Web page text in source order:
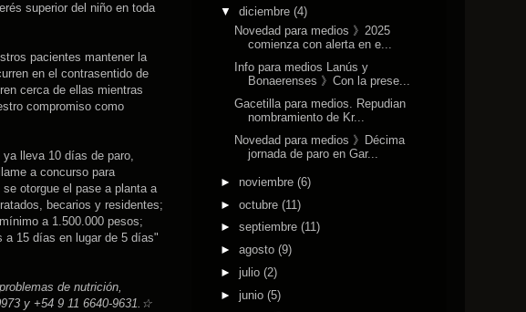
superior del niño en toda
pacientes mantener la
en el contrasentido de
cerca de ellas mientras
compromiso como
ya lleva 10 días de paro,
a concurso para
otorgue el pase a planta a
becarios y residentes;
a 1.500.000 pesos;
a 15 días en lugar de 5 días"
de nutrición,
y +54 9 11 6640-9631.☆
▼ diciembre (4)
Novedad para medios 》2025
comienza con alerta en e...
Info para medios Lanús y
Bonaerenses 》Con la prese...
Gacetilla para medios. Repudian
nombramiento de Kr...
Novedad para medios 》Décima
jornada de paro en Gar...
► noviembre (6)
► octubre (11)
► septiembre (11)
► agosto (9)
► julio (2)
► junio (5)